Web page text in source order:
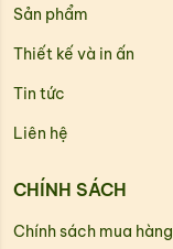
Sản phẩm
Thiết kế và in ấn
Tin tức
Liên hệ
CHÍNH SÁCH
Chính sách mua hàng